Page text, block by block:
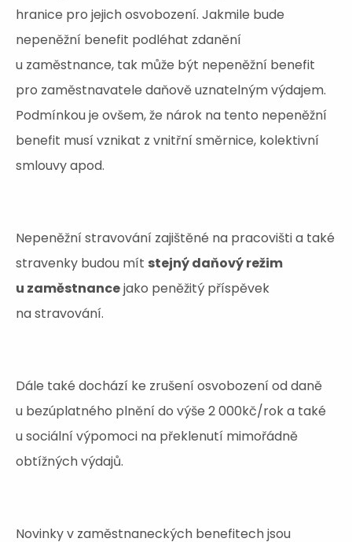
hranice pro jejich osvobození. Jakmile bude
nepeněžní benefit podléhat zdanění
u zaměstnance, tak může být nepeněžní benefit
pro zaměstnavatele daňově uznatelným výdajem.
Podmínkou je ovšem, že nárok na tento nepeněžní
benefit musí vznikat z vnitřní směrnice, kolektivní
smlouvy apod.
Nepeněžní stravování zajištěné na pracovišti a také
stravenky budou mít stejný daňový režim
u zaměstnancejako peněžitý příspěvek
na stravování.
Dále také dochází ke zrušení osvobození od daně
u bezúplatného plnění do výše 2 000kč/rok a také
u sociální výpomoci na překlenutí mimořádně
obtížných výdajů.
Novinky v zaměstnaneckých benefitech jsou